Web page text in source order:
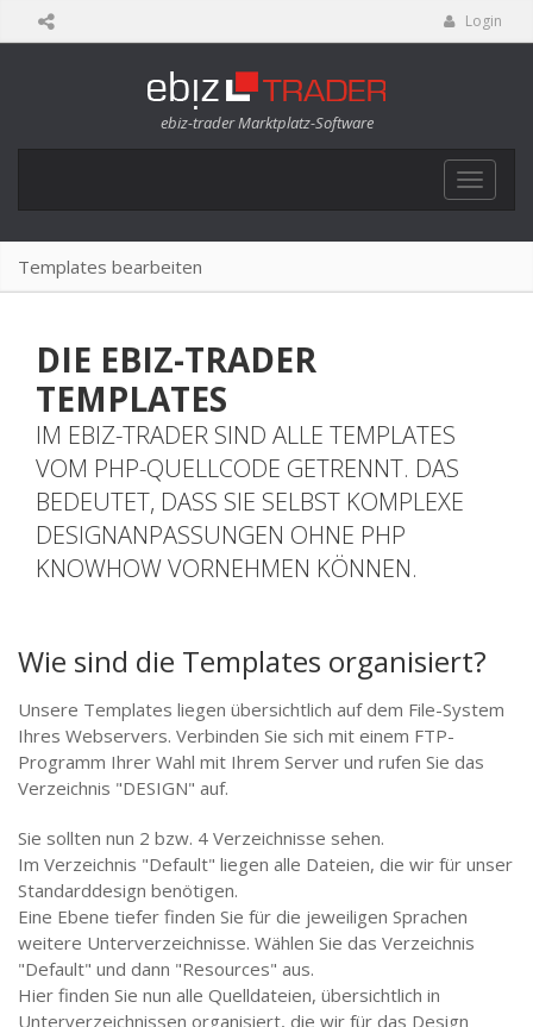
Login
ebiz-trader Marktplatz-Software
Toggle
Templates bearbeiten
DIE EBIZ-TRADER
TEMPLATES
IM EBIZ-TRADER SIND ALLE TEMPLATES
VOM PHP-QUELLCODE GETRENNT. DAS
BEDEUTET, DASS SIE SELBST KOMPLEXE
DESIGNANPASSUNGEN OHNE PHP
KNOWHOW VORNEHMEN KÖNNEN.
Wie sind die Templates organisiert?
Unsere Templates liegen übersichtlich auf dem File-System
Ihres Webservers. Verbinden Sie sich mit einem FTP-
Programm Ihrer Wahl mit Ihrem Server und rufen Sie das
Verzeichnis "DESIGN" auf.
Sie sollten nun 2 bzw. 4 Verzeichnisse sehen.
Im Verzeichnis "Default" liegen alle Dateien, die wir für unser
Standarddesign benötigen.
Eine Ebene tiefer finden Sie für die jeweiligen Sprachen
weitere Unterverzeichnisse. Wählen Sie das Verzeichnis
"Default" und dann "Resources" aus.
Hier finden Sie nun alle Quelldateien, übersichtlich in
Unterverzeichnissen organisiert, die wir für das Design